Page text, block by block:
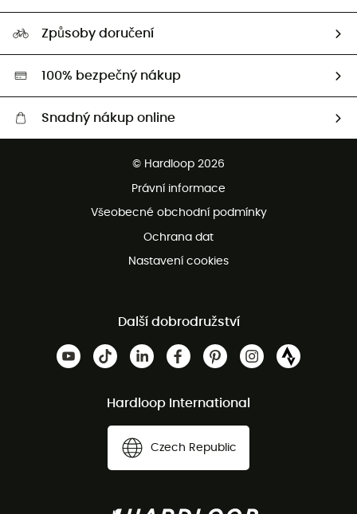
Naši Ambasadoři
HardGreen
Způsoby doručení
100% bezpečný nákup
Snadný nákup online
Bezplatná zákaznická služba
© Hardloop 2026
Právní informace
Všeobecné obchodní podmínky
Ochrana dat
Nastavení cookies
Další dobrodružství
Hardloop International
Czech Republic